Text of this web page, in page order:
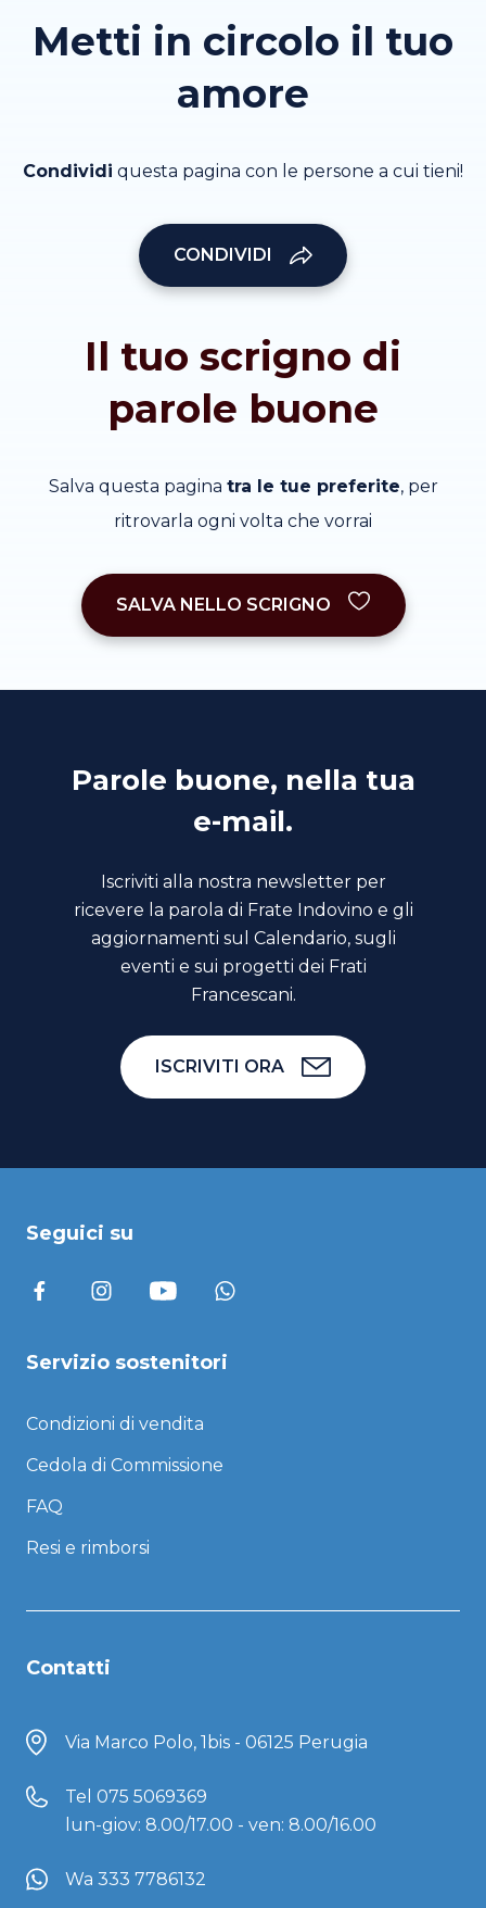
Metti in circolo il tuo
amore
Condividi questa pagina con le persone a cui tieni!
CONDIVIDI
Il tuo scrigno di
parole buone
Salva questa pagina tra le tue preferite, per
ritrovarla ogni volta che vorrai
SALVA NELLO SCRIGNO
Parole buone, nella tua
e-mail.
Iscriviti alla nostra newsletter per
ricevere la parola di Frate Indovino e gli
aggiornamenti sul Calendario, sugli
eventi e sui progetti dei Frati
Francescani.
ISCRIVITI ORA
Seguici su
Servizio sostenitori
Condizioni di vendita
Cedola di Commissione
FAQ
Resi e rimborsi
Contatti
Via Marco Polo, 1bis - 06125 Perugia
Tel 075 5069369
lun-giov: 8.00/17.00 - ven: 8.00/16.00
Wa 333 7786132